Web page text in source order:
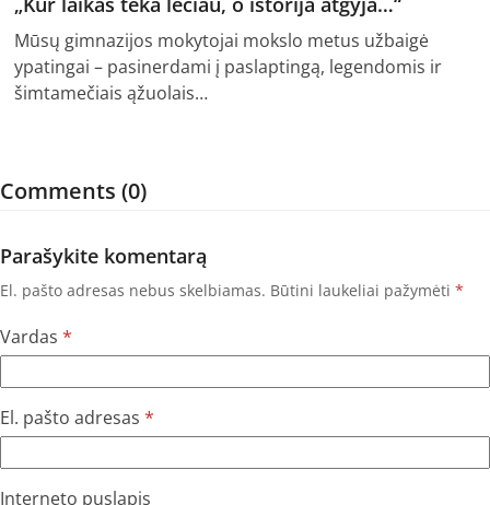
Mūsų gimnazijos mokytojai mokslo metus užbaigė
ypatingai – pasinerdami į paslaptingą, legendomis ir
šimtamečiais ąžuolais…
Comments (0)
Parašykite komentarą
El. pašto adresas nebus skelbiamas. Būtini laukeliai pažymėti *
Vardas *
El. pašto adresas *
Interneto puslapis